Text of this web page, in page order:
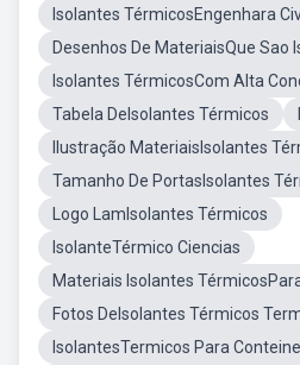
Isolantes TérmicosEngenhara
Desenhos De MateriaisQue Sao
Isolantes TérmicosCom Alta
Tabela DeIsolantes Térmicos
Ilustração MateriaisIsolantes
Tamanho De PortasIsolantes
Logo LamIsolantes Térmicos
IsolanteTérmico Ciencias
Materiais Isolantes
Fotos DeIsolantes Térmicos
IsolantesTermicos Para